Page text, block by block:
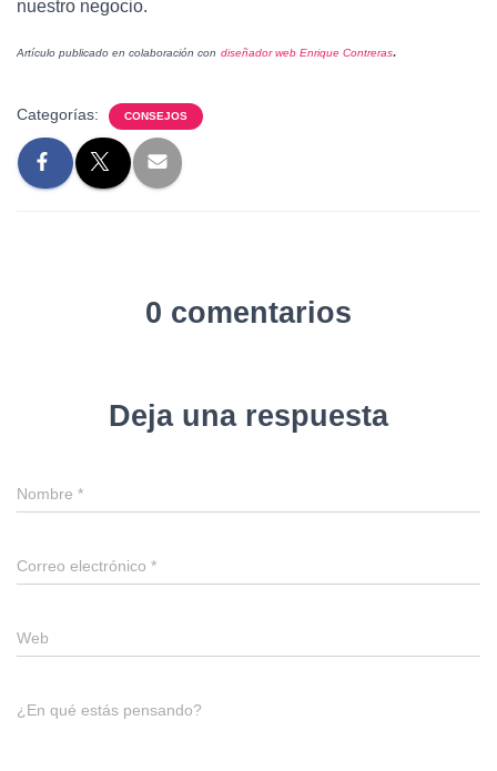
nuestro negocio.
Artículo publicado en colaboración con diseñador web Enrique Contreras.
Categorías: CONSEJOS
0 comentarios
Deja una respuesta
Nombre *
Correo electrónico *
Web
¿En qué estás pensando?